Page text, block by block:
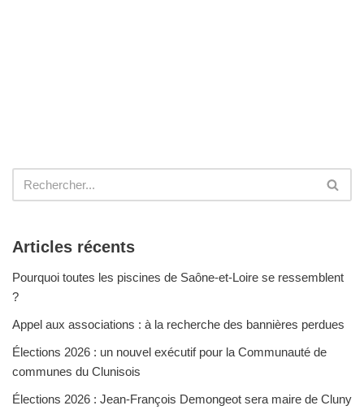
Articles récents
Pourquoi toutes les piscines de Saône-et-Loire se ressemblent
?
Appel aux associations : à la recherche des bannières perdues
Élections 2026 : un nouvel exécutif pour la Communauté de
communes du Clunisois
Élections 2026 : Jean-François Demongeot sera maire de Cluny